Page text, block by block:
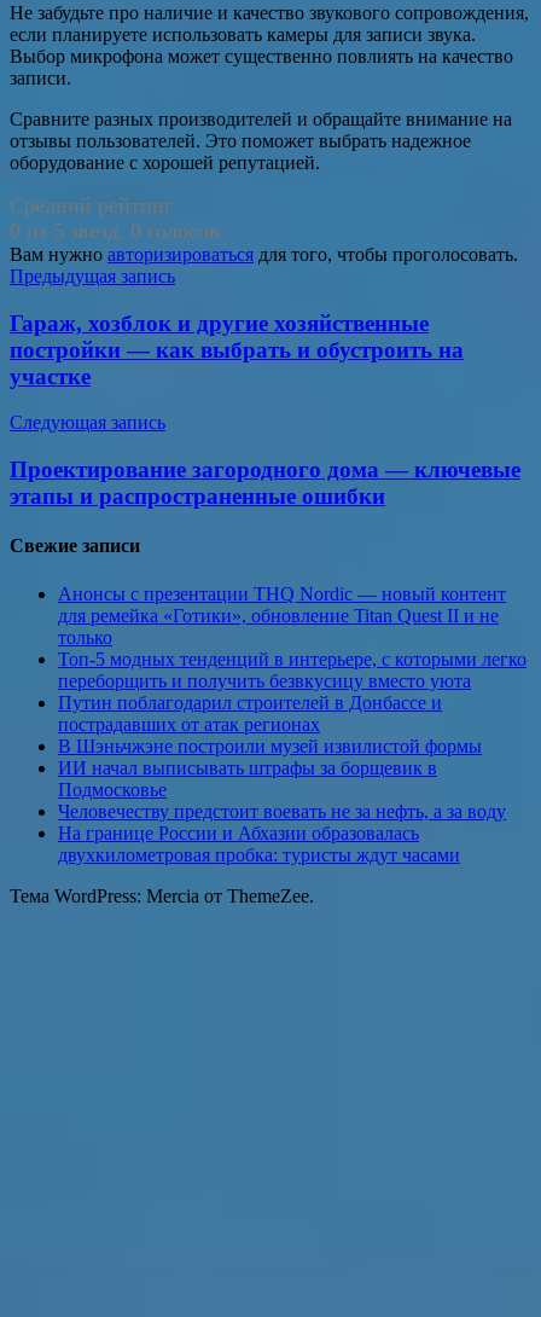
Не забудьте про наличие и качество звукового сопровождения,
если планируете использовать камеры для записи звука.
Выбор микрофона может существенно повлиять на качество
записи.
Сравните разных производителей и обращайте внимание на
отзывы пользователей. Это поможет выбрать надежное
оборудование с хорошей репутацией.
Средний рейтинг
0 из 5 звезд. 0 голосов.
Вам нужно авторизироваться для того, чтобы проголосовать.
Навигация
по
записям
Предыдущая запись
Гараж, хозблок и другие хозяйственные
постройки — как выбрать и обустроить на
участке
Следующая запись
Проектирование загородного дома — ключевые
этапы и распространенные ошибки
Свежие записи
Анонсы с презентации THQ Nordic — новый контент
для ремейка «Готики», обновление Titan Quest II и не
только
Топ-5 модных тенденций в интерьере, с которыми легко
переборщить и получить безвкусицу вместо уюта
Путин поблагодарил строителей в Донбассе и
пострадавших от атак регионах
В Шэньчжэне построили музей извилистой формы
ИИ начал выписывать штрафы за борщевик в
Подмосковье
Человечеству предстоит воевать не за нефть, а за воду
На границе России и Абхазии образовалась
двухкилометровая пробка: туристы ждут часами
Тема WordPress: Mercia от ThemeZee.